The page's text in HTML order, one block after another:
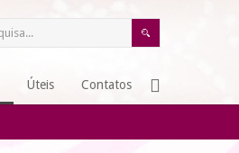
Úteis Contatos